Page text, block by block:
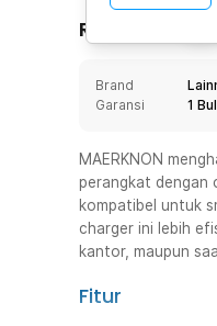
Rincian Produk
Brand
Garansi
1
MAERKNON
perangkat dengan
kompatibel untuk
charger ini lebih
kantor, maupun
Fitur